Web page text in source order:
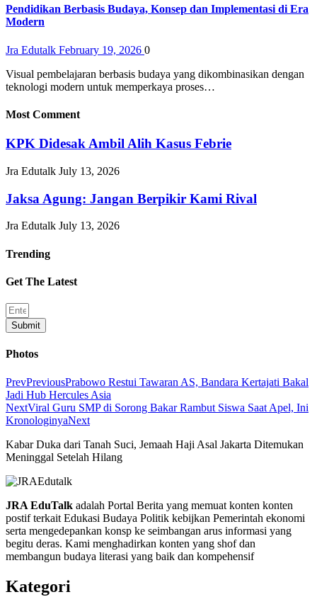
Pendidikan Berbasis Budaya, Konsep dan Implementasi di Era
Modern
Jra Edutalk February 19, 2026 0
Visual pembelajaran berbasis budaya yang dikombinasikan dengan
teknologi modern untuk memperkaya proses…
Most Comment
KPK Didesak Ambil Alih Kasus Febrie
Jra Edutalk July 13, 2026
Jaksa Agung: Jangan Berpikir Kami Rival
Jra Edutalk July 13, 2026
Trending
Get The Latest
Submit
Photos
PrevPreviousPrabowo Restui Tawaran AS, Bandara Kertajati Bakal
Jadi Hub Hercules Asia
NextViral Guru SMP di Sorong Bakar Rambut Siswa Saat Apel, Ini
KronologinyaNext
Kabar Duka dari Tanah Suci, Jemaah Haji Asal Jakarta Ditemukan
Meninggal Setelah Hilang
JRA EduTalk adalah Portal Berita yang memuat konten konten
postif terkait Edukasi Budaya Politik kebijkan Pemerintah ekonomi
serta mengedepankan konsp ke seimbangan arus informasi yang
begitu deras. Kami menghadirkan konten yang shof dan
membangun budaya literasi yang baik dan kompehensif
Kategori